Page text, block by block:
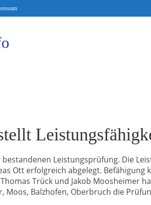
Leistungsprüfung. Die
Ott erfolgreich abgelegt. Befähigung
Trück und Jakob Moosheimer
Moos, Balzhofen, Oberbruch die